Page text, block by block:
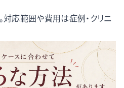
応範囲や費用は症例・クリニ